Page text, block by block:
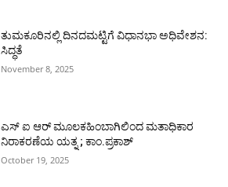
ತುಮಕೂರಿನಲ್ಲಿ ದಿನದಮಟ್ಟಿಗೆ ವಿಧಾನಭಾ ಅಧಿವೇಶನ:
ಸಿದ್ಧತೆ
November 8, 2025
ಎಸ್ ಐ ಆರ್ ಮೂಲಕಹಿಂಬಾಗಿಲಿಂದ ಮತಾಧಿಕಾರ
ನಿರಾಕರಣೆಯ ಯತ್ನ ; ಕಾಂ.ಪ್ರಕಾಶ್
October 19, 2025